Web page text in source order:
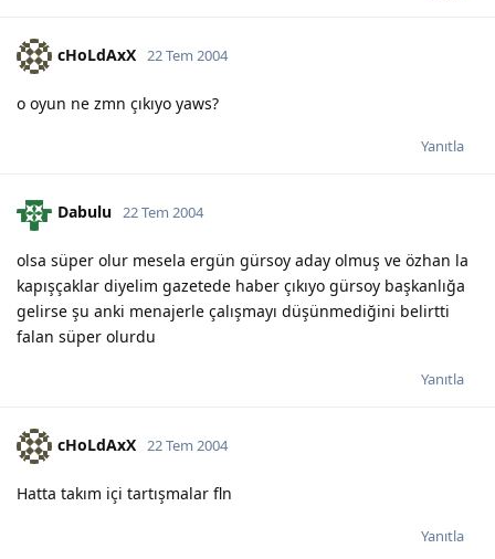
cHoLdAxX 22 Tem 2004
o oyun ne zmn çıkıyo yaws?
Yanıtla
Dabulu 22 Tem 2004
olsa süper olur mesela ergün gürsoy aday olmuş ve özhan la
kapışçaklar diyelim gazetede haber çıkıyo gürsoy başkanlığa
gelirse şu anki menajerle çalışmayı düşünmediğini belirtti
falan süper olurdu
Yanıtla
cHoLdAxX 22 Tem 2004
Hatta takım içi tartışmalar fln
Yanıtla